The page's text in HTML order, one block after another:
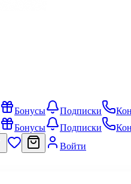
Бонусы Подписки
Бонусы Подписки
Войти